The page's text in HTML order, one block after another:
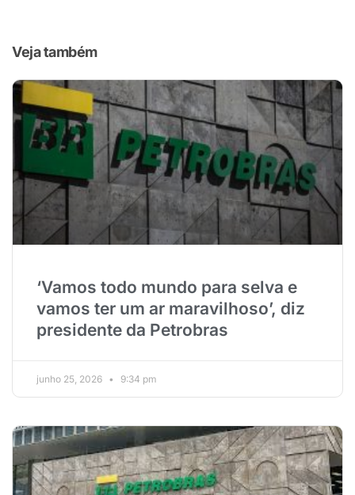
Veja também
‘Vamos todo mundo para selva e
vamos ter um ar maravilhoso’, diz
presidente da Petrobras
junho 25, 2026 9:34 pm